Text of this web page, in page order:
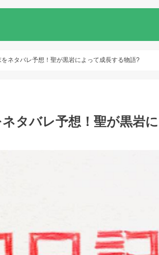
をネタバレ予想！聖が黒岩によって成長する物語?
タバレ予想！聖が黒岩に